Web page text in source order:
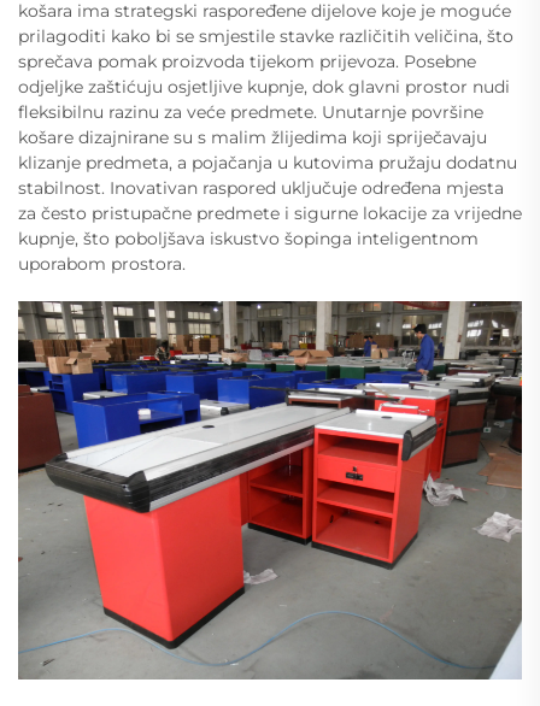
košara ima strategski raspoređene dijelove koje je moguće
prilagoditi kako bi se smjestile stavke različitih veličina, što
sprečava pomak proizvoda tijekom prijevoza. Posebne
odjeljke zaštićuju osjetljive kupnje, dok glavni prostor nudi
fleksibilnu razinu za veće predmete. Unutarnje površine
košare dizajnirane su s malim žlijedima koji spriječavaju
klizanje predmeta, a pojačanja u kutovima pružaju dodatnu
stabilnost. Inovativan raspored uključuje određena mjesta
za često pristupačne predmete i sigurne lokacije za vrijedne
kupnje, što poboljšava iskustvo šopinga inteligentnom
uporabom prostora.